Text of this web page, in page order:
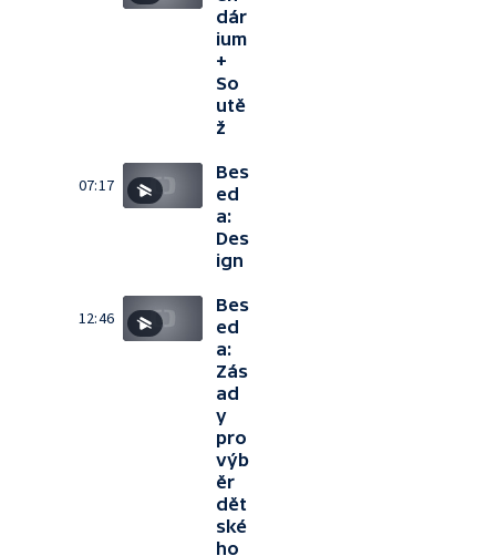
dár
ium
+
So
utě
ž
07:17
Bes
ed
a:
Des
ign
12:46
Bes
ed
a:
Zás
ad
y
pro
výb
ěr
dět
ské
ho